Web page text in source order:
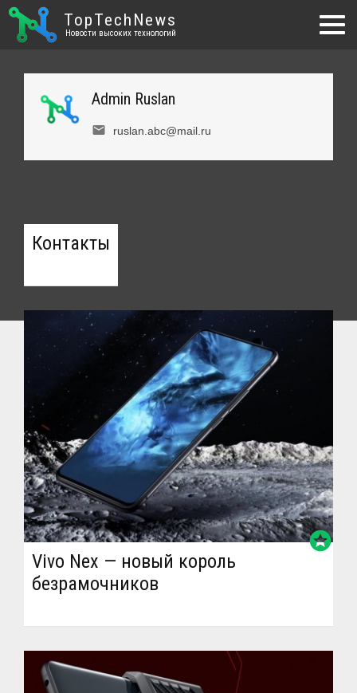
TopTechNews
Новости высоких технологий
Admin Ruslan
email ruslan.abc@mail.ru
Контакты
Vivo Nex — новый король
безрамочников
stars